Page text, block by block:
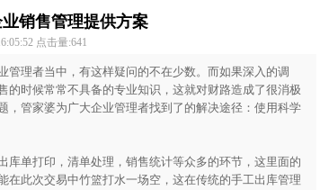
销售管理提供方案
点击量:641
理者当中，有这样疑问的不在少数。而如果深入的调
时候常常不具备的专业知识，这就对财路造成了很消极
，管家婆为广大企业管理者找到了的解决途径：使用科学
单打印，清单处理，销售统计等众多的环节，这里面的
此次交易中竹篮打水一场空，这在传统的手工出库管理